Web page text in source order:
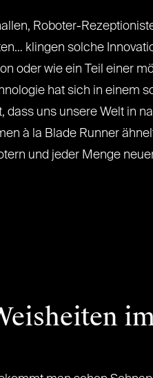
Roboter-
klingen solche
oder wie ein Teil einer
hat sich in einem
dass uns unsere Welt in
à la Blade Runner
und jeder Menge